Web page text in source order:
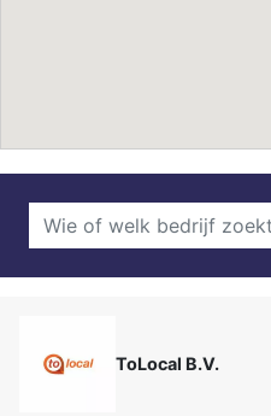
ToLocal B.V.